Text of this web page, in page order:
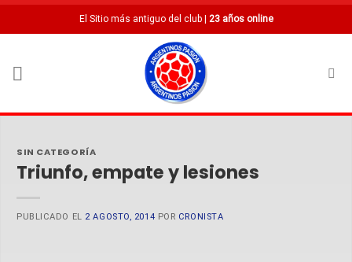
Saltar
El Sitio más antiguo del club | 23 años online
SIN CATEGORÍA
Triunfo, empate y lesiones
PUBLICADO EL 2 AGOSTO, 2014 POR CRONISTA